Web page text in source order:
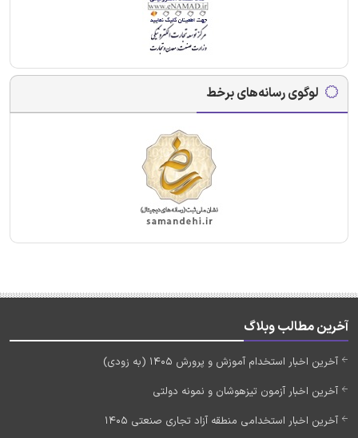
لوگوی رسانه‌های برخط
آخرین مطالب وبلاگ
آخرین اخبار استخدام آموزش و پرورش 1405 (به زودی)
آخرین اخبار آزمون تیزهوشان و نمونه دولتی
آخرین اخبار استخدامی منطقه آزاد تجاری صنعتی 1405